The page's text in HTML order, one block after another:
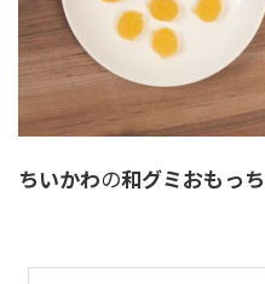
ちいかわの和グミおもっち